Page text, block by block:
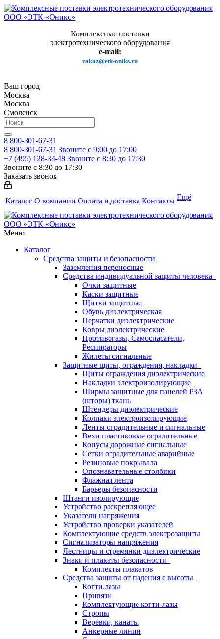
Комплексные поставки
электротехнического оборудования
e-mail:
zakaz@etk-oniks.ru
Ваш город
Москва
Москва
Смоленск
8 800-301-67-31
8 800-301-67-31 Звоните с 9:00 до 17:00
+7 (495) 128-34-48 Звоните с 8:30 до 17:30
Звоните с 8:30 до 17:30
Заказать звонок
Каталог О компании Оплата и доставка Контакты Ещё
Меню
Каталог
Средства защиты и безопасности
Заземления переносные
Средства индивидуальной защиты человека
Очки защитные
Каски защитные
Щитки защитные
Обувь диэлектрическая
Перчатки диэлектрические
Ковры диэлектрические
Противогазы, Самоспасатели,
Респираторы
Жилеты сигнальные
Защитные щиты, ограждения, накладки
Щиты ограждения диэлектрические
Накладки электроизолирующие
Ширмы защитные для панелей РЗА
(шторы) ткань
Штендеры диэлектрические
Колпаки электроизолирующие
Ленты оградительные и сигнальные
Вехи пластиковые оградительные
Конусы дорожные сигнальные
Сетки оградительные аварийные
Резиновые покрывала
Опознавательные столбики
Флажная лента
Барьеры безопасности
Штанги изолирующие
Устройство раскрепляющее
Указатели напряжения
Устройство проверки указателей
Комплектующие средств электрозащиты
Сигнализаторы напряжения
Лестницы и стремянки диэлектрические
Знаки и плакаты безопасности
Комплекты плакатов
Средства защиты от падения с высоты
Когти,лазы
Привязи
Комплектующие когти-лазы
Стропы
Веревки, канаты
Анкерные линии